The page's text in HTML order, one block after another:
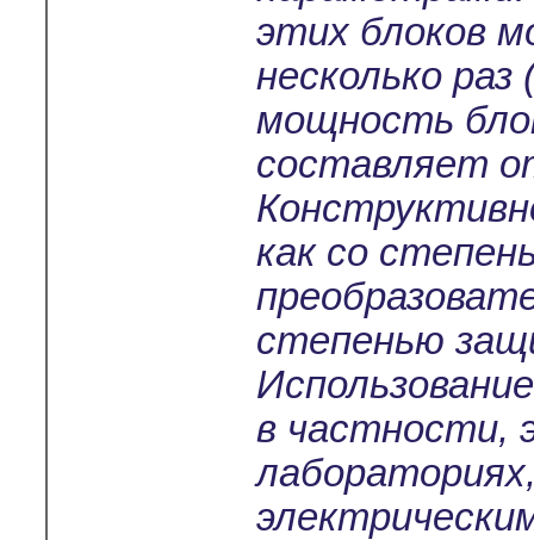
этих блоков
несколько
мощность
составляет
как со
степенью
в частности,